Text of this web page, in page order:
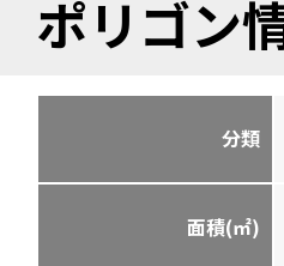
ポリゴン
分類
面積(㎡)